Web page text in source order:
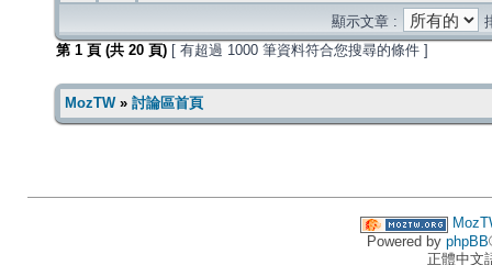
顯示文章 :
第 1 頁 (共 20 頁) [ 有超過 1000 筆資料符合您搜尋的條件 ]
MozTW» 討論區首頁
Powered by phpBB
正體中文